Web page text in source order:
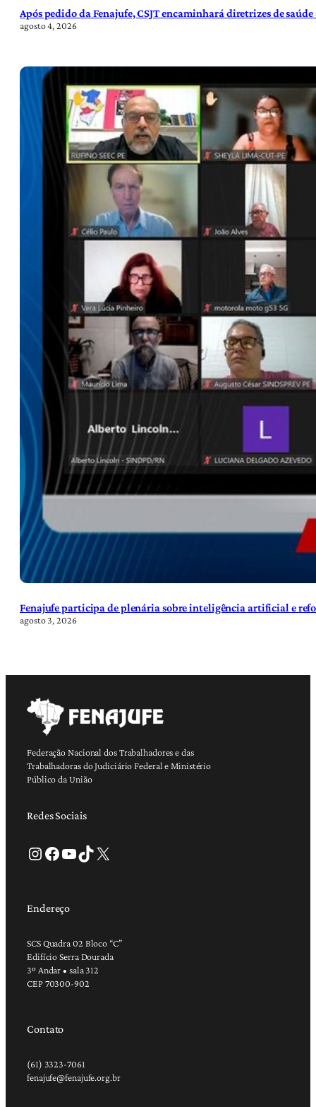
Após pedido da Fenajufe, CSJT encaminhará diretrizes de
agosto 4, 2026
Fenajufe participa de plenária sobre inteligência artificial e
agosto 3, 2026
Federação Nacional dos Trabalhadores e das
Trabalhadoras do Judiciário Federal e Ministério
Público da União
Redes Sociais
Instagram Facebook Youtube TikTok X
Endereço
SCS Quadra 02 Bloco “C”
Edifício Serra Dourada
3º Andar • sala 312
CEP 70300-902
Contato
(61) 3323-7061
fenajufe@fenajufe.org.br